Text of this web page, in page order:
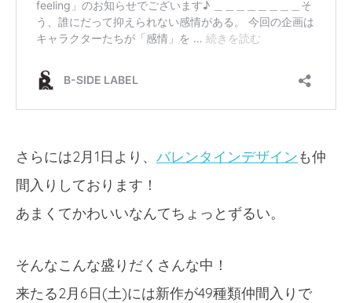
さらには2月1日より、 バレンタインデザインも仲
間入りしております！
あまくてかわいいなんてちょっとずるい。
そんなこんな盛りだくさんな中！
来たる2月6日(土)には新作が49種類仲間入りで